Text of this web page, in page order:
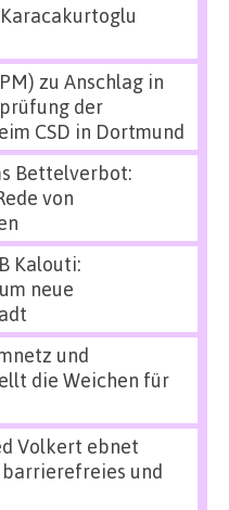
zu Anschlag in
der
CSD in Dortmund
Bettelverbot:
von
Kalouti:
neue
und
die Weichen für
Volkert ebnet
barrierefreies und